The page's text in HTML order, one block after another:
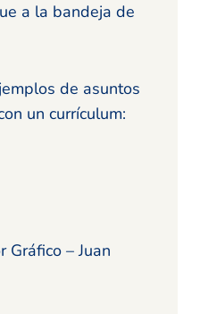
a la bandeja de
de asuntos
un currículum:
Gráfico – Juan